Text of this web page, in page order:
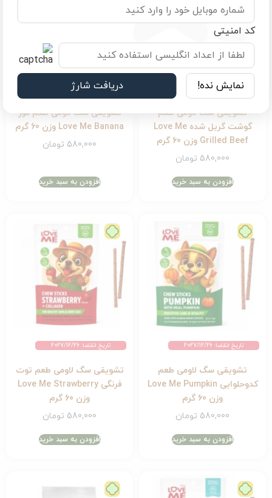
تاریخ انقضا: 2027/12/26
تشویقی سگ لاومی طعم
گوشت گریل شده Love Me
Grilled Beef وزن 60 گرم
580,000 تومان
افزودن به سبد خرید
تاریخ انقضا: 2027/12/26
تشویقی سگ لاومی طعم موز
Love Me Banana وزن 60 گرم
580,000 تومان
افزودن به سبد خرید
تاریخ انقضا: 2027/12/26
تشویقی سگ لاومی طعم
کدوحلوایی Love Me Pumpkin
وزن 60 گرم
580,000 تومان
افزودن به سبد خرید
تاریخ انقضا: 2027/12/26
تشویقی سگ لاومی طعم توت
فرنگی Love Me Strawberry
وزن 60 گرم
580,000 تومان
افزودن به سبد خرید
کد امنیتی
نمایش نده! دریافت شارژ